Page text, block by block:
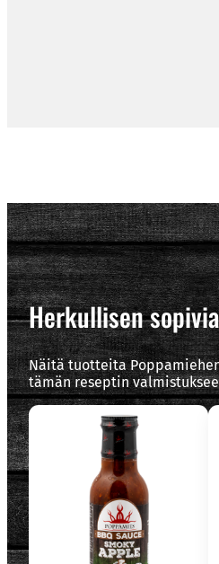
Herkullisen
Näitä tuotteita
tämän reseptin